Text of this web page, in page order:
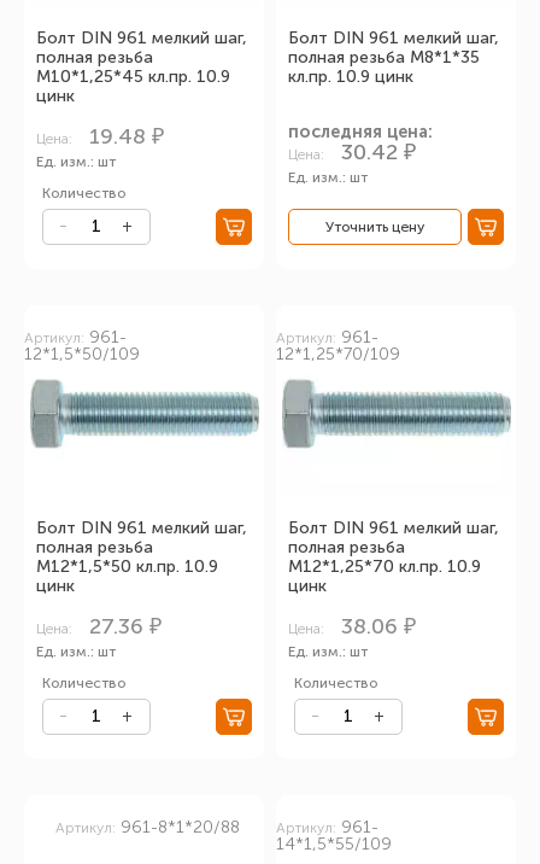
Болт DIN 961 мелкий шаг,
полная резьба
М10*1,25*45 кл.пр. 10.9
цинк
Цена: 19.48 ₽
Ед. изм.: шт
Количество
Болт DIN 961 мелкий шаг,
полная резьба М8*1*35
кл.пр. 10.9 цинк
последняя цена:
Цена: 30.42 ₽
Ед. изм.: шт
Уточнить цену
Болт DIN 961 мелкий шаг,
полная резьба
М12*1,5*50 кл.пр. 10.9
цинк
Артикул: 961-
12*1,5*50/109
Цена: 27.36 ₽
Ед. изм.: шт
Количество
Болт DIN 961 мелкий шаг,
полная резьба
М12*1,25*70 кл.пр. 10.9
цинк
Артикул: 961-
12*1,25*70/109
Цена: 38.06 ₽
Ед. изм.: шт
Количество
Артикул: 961-8*1*20/88 Артикул: 961-
14*1,5*55/109